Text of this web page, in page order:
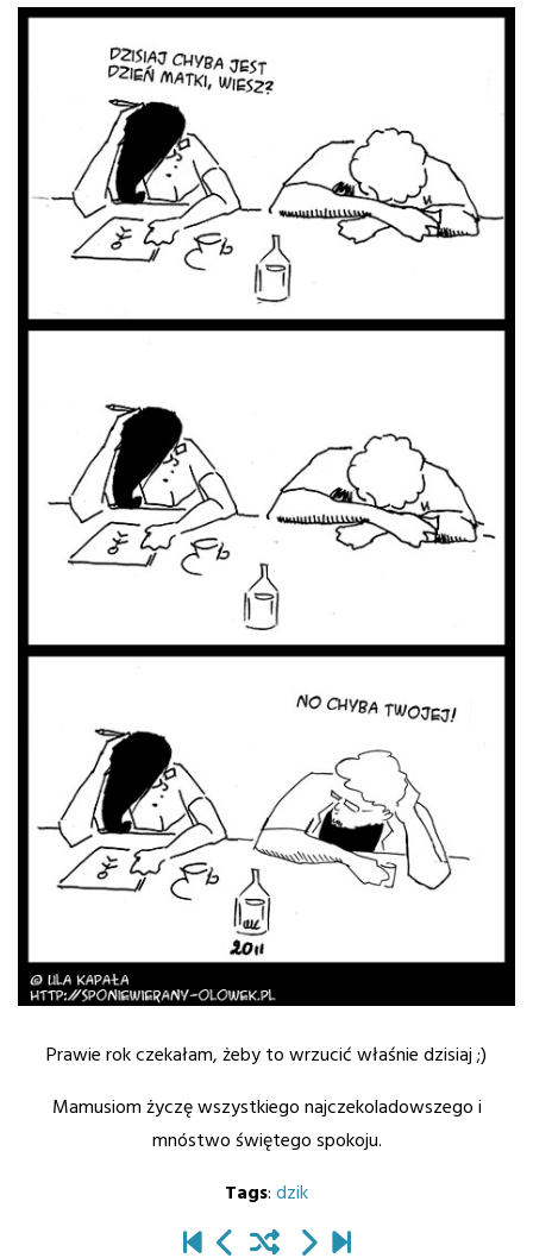
Prawie rok czekałam, żeby to wrzucić właśnie dzisiaj ;)
Mamusiom życzę wszystkiego najczekoladowszego i
mnóstwo świętego spokoju.
Tags:dzik